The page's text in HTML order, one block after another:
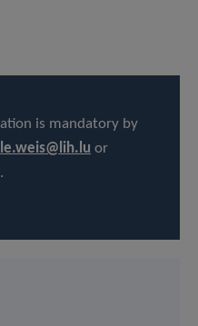
is mandatory by
or
.